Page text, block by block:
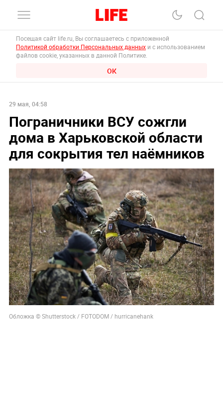
Посещая сайт life.ru, Вы соглашаетесь с приложенной
Политикой обработки Персональных данных и с использованием
файлов cookie, указанных в данной Политике.
ОК
29 мая, 04:58
Пограничники ВСУ сожгли
дома в Харьковской области
для сокрытия тел наёмников
Обложка © Shutterstock / FOTODOM / hurricanehank